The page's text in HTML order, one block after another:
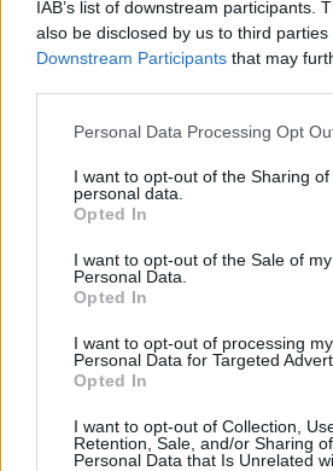
IAB’s list of downstream participants.
also be disclosed by us to third parties
Downstream Participants that may
Please note that this website/app
not limited to your visit or usage
grant or deny consent to Google and
use your data for below specified
consent section.
Personal Data Processing Opt
I want to opt-out of the Sharing of
personal data.
Opted In
I want to opt-out of the Sale of my
Personal Data.
Opted In
I want to opt-out of processing my
Personal Data for Targeted
Opted In
I want to opt-out of Collection,
Retention, Sale, and/or Sharing
Personal Data that Is Unrelated
Schumacher átveszi a díjat:
"Once everyone is there, it
see."@SchumacherMick
#Indy500 Rookie of the